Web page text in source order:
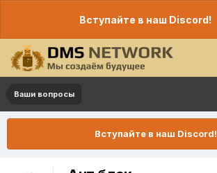
Вступайте в наш Discord!
Ваши вопросы
Вступайте в наш Discord!